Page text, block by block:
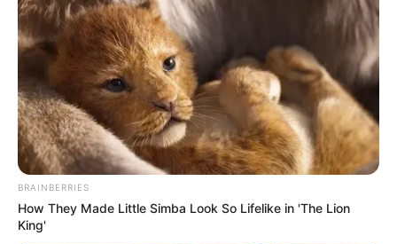
BRAINBERRIES
How They Made Little Simba Look So Lifelike in 'The Lion
King'